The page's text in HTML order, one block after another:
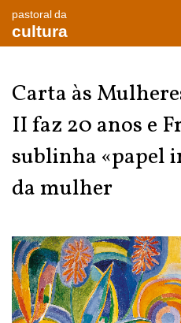
pastoral da
cultura
Carta às
II faz 20 anos e
sublinha «papel
da mulher